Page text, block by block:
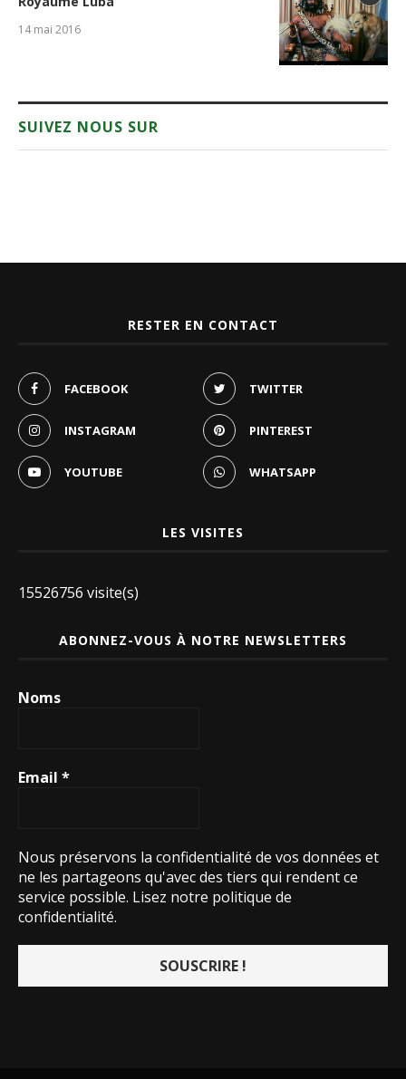
14 mai 2016
SUIVEZ NOUS SUR
RESTER EN CONTACT
FACEBOOK TWITTER
INSTAGRAM PINTEREST
YOUTUBE WHATSAPP
LES VISITES
15526756 visite(s)
ABONNEZ-VOUS À NOTRE NEWSLETTERS
Noms
Email *
Nous préservons la confidentialité de vos données et
ne les partageons qu'avec des tiers qui rendent ce
service possible. Lisez notre politique de
confidentialité.